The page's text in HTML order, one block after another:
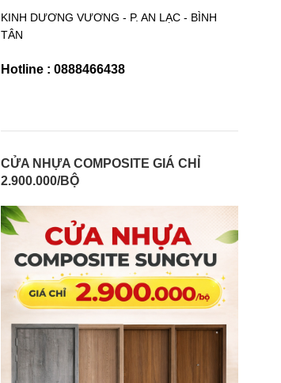
KINH DƯƠNG VƯƠNG - P. AN LẠC - BÌNH
TÂN
Hotline : 0888466438
CỬA NHỰA COMPOSITE GIÁ CHỈ
2.900.000/BỘ